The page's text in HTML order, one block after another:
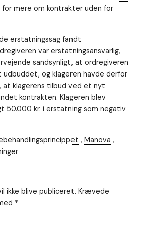
for mere om kontrakter uden for
erstatningssag fandt
var erstatningsansvarlig,
sandsynligt, at ordregiveren
udbuddet, og klageren havde derfor
at klagerens tilbud ved et nyt
kontrakten. Klageren blev
50.000 kr. i erstatning som negativ
, Manova ,
ikke blive publiceret. Krævede
*